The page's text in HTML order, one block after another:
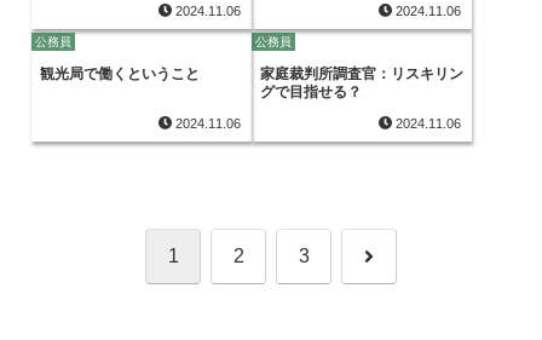
2024.11.06 2024.11.06
公務員
観光局で働くということ
2024.11.06
公務員
家庭裁判所調査官：リスキリン
グで目指せる？
2024.11.06
1 2 3 次